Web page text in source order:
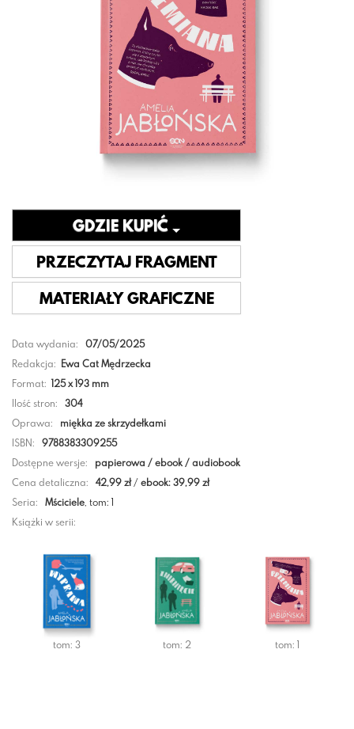
Data wydania:
07/05/2025
Redakcja: Ewa Cat Mędrzecka
Format: 125 x 193 mm
Ilość stron:
304
Oprawa:
miękka ze skrzydełkami
ISBN:
9788383309255
Dostępne wersje:
papierowa / ebook / audiobook
Cena detaliczna:
42,99 zł/ebook: 39,99 zł
Seria:
Mściciele, tom: 1
Książki w serii:
tom: 3 tom: 2 tom: 1
GDZIE KUPIĆ
PRZECZYTAJ FRAGMENT
MATERIAŁY GRAFICZNE